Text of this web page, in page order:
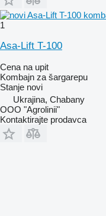
1
Asa-Lift T-100
Cena na upit
Kombajn za šargarepu
Stanje novi
Ukrajina, Chabany
OOO "Agrolinii"
Kontaktirajte prodavca